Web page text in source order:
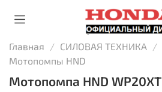
Главная СИЛОВАЯ ТЕХНИКА
Мотопомпы HND
Мотопомпа HND WP20XT